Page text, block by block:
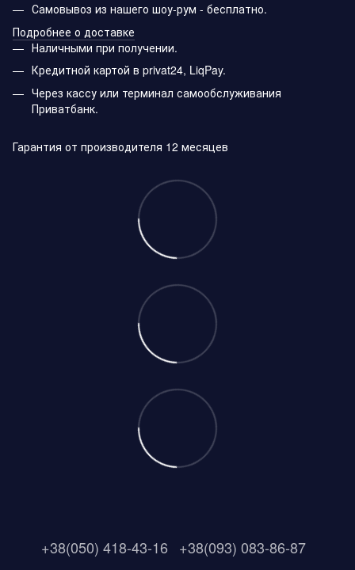
Самовывоз из нашего шоу-рум - бесплатно.
Подробнее о доставке
Наличными при получении.
Кредитной картой в privat24, LiqPay.
Через кассу или терминал самообслуживания
Приватбанк.
Гарантия от производителя 12 месяцев
+38(050) 418-43-16 +38(093) 083-86-87